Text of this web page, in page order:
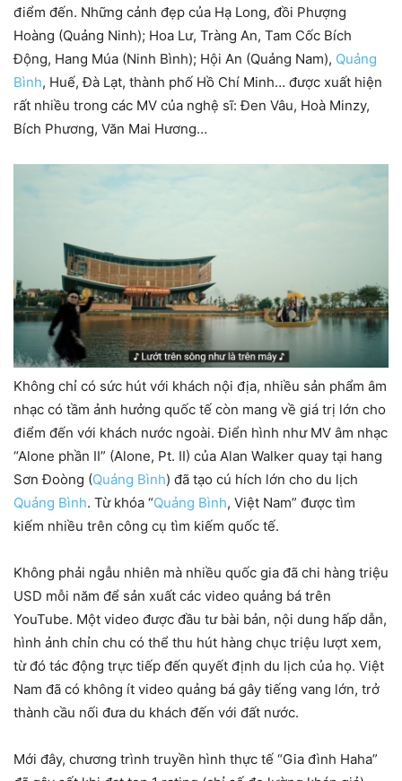
điểm đến. Những cảnh đẹp của Hạ Long, đồi Phượng
Hoàng (Quảng Ninh); Hoa Lư, Tràng An, Tam Cốc Bích
Động, Hang Múa (Ninh Bình); Hội An (Quảng Nam), Quảng
Bình, Huế, Đà Lạt, thành phố Hồ Chí Minh… được xuất hiện
rất nhiều trong các MV của nghệ sĩ: Đen Vâu, Hoà Minzy,
Bích Phương, Văn Mai Hương…
Không chỉ có sức hút với khách nội địa, nhiều sản phẩm âm
nhạc có tầm ảnh hưởng quốc tế còn mang về giá trị lớn cho
điểm đến với khách nước ngoài. Điển hình như MV âm nhạc
“Alone phần II” (Alone, Pt. II) của Alan Walker quay tại hang
Sơn Đoòng (Quảng Bình) đã tạo cú hích lớn cho du lịch
Quảng Bình. Từ khóa “Quảng Bình, Việt Nam” được tìm
kiếm nhiều trên công cụ tìm kiếm quốc tế.
Không phải ngẫu nhiên mà nhiều quốc gia đã chi hàng triệu
USD mỗi năm để sản xuất các video quảng bá trên
YouTube. Một video được đầu tư bài bản, nội dung hấp dẫn,
hình ảnh chỉn chu có thể thu hút hàng chục triệu lượt xem,
từ đó tác động trực tiếp đến quyết định du lịch của họ. Việt
Nam đã có không ít video quảng bá gây tiếng vang lớn, trở
thành cầu nối đưa du khách đến với đất nước.
Mới đây, chương trình truyền hình thực tế “Gia đình Haha”